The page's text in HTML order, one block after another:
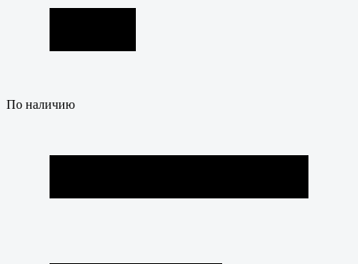
По наличию